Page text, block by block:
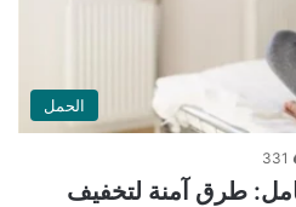
الحمل
331
طرق آمنة لتخفيف